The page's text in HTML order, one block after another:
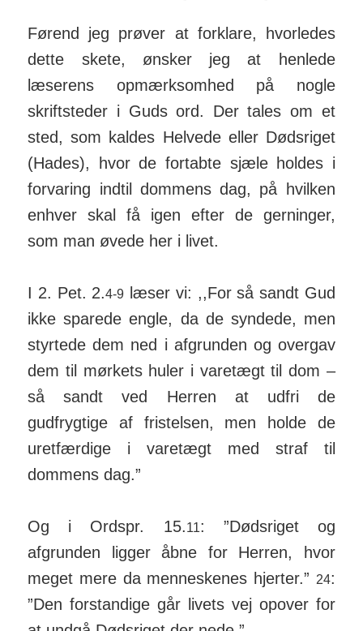
Førend jeg prøver at forklare, hvorledes
dette skete, ønsker jeg at henlede
læserens opmærksomhed på nogle
skriftsteder i Guds ord. Der tales om et
sted, som kaldes Helvede eller Dødsriget
(Hades), hvor de fortabte sjæle holdes i
forvaring indtil dommens dag, på hvilken
enhver skal få igen efter de gerninger,
som man øvede her i livet.
I 2. Pet. 2.4-9
læser vi: ,,For så sandt Gud
ikke sparede engle, da de syndede, men
styrtede dem ned i afgrunden og overgav
dem til mørkets huler i varetægt til dom –
så sandt ved Herren at udfri de
gudfrygtige af fristelsen, men holde de
uretfærdige i varetægt med straf til
dommens dag.”
Og i Ordspr. 15.11: ”Dødsriget og
afgrunden ligger åbne for Herren, hvor
meget mere da menneskenes hjerter.” 24:
”Den forstandige går livets vej opover for